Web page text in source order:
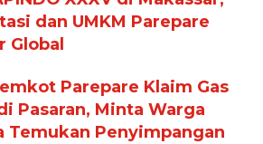
dan UMKM Parepare
Global
Parepare Klaim Gas
Pasaran, Minta Warga
Temukan Penyimpangan